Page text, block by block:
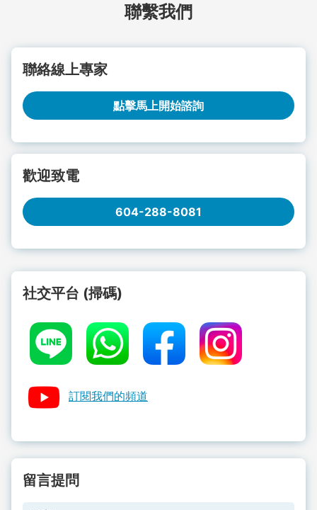
聯繫我們
聯絡線上專家
點擊馬上開始諮詢
歡迎致電
604-288-8081
社交平台 (掃碼)
訂閱我們的頻道
留言提問